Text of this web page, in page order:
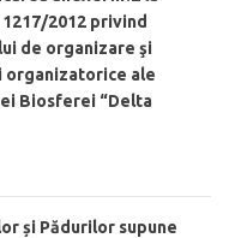
2012 privind
de organizare şi
organizatorice ale
Biosferei “Delta
și Pădurilor supune